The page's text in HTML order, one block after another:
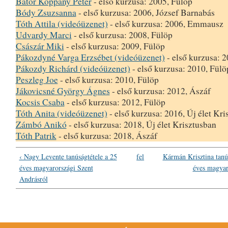
Bódy Zsuzsanna- első kurzusa: 2006, József Barnabás
Tóth Attila (videóüzenet) - első kurzusa: 2006, Emmausz
Udvardy Marci- első kurzusa: 2008, Fülöp
Császár Miki- első kurzusa: 2009, Fülöp
Pákozdyné Varga Erzsébet (videóüzenet) - első kurzusa:
Pákozdy Richárd (videóüzenet) - első kurzusa: 2010,
Peszleg Joe- első kurzusa: 2010, Fülöp
Jákovicsné György Ágnes - első kurzusa: 2012, Ászáf
Kocsis Csaba- első kurzusa: 2012, Fülöp
Tóth Anita (videóüzenet) - első kurzusa: 2016, Új élet
Zámbó Anikó- első kurzusa: 2018, Új élet Krisztusban
Tóth Patrik- első kurzusa: 2018, Ászáf
‹ Nagy Levente tanúságtétele a 25
éves magyarországi Szent
Andrásról
fel
Kármán Krisztina
éves